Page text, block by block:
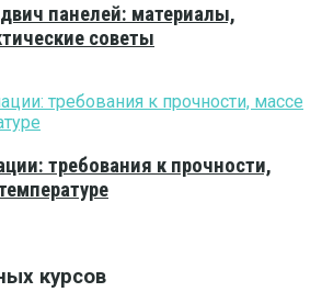
панелей: материалы,
советы
требования к прочности,
курсов